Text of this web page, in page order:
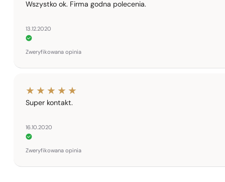
Wszystko ok. Firma godna polecenia.
13.12.2020
Zweryfikowana opinia
Super kontakt.
16.10.2020
Zweryfikowana opinia